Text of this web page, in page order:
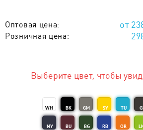
Оптовая цена:
Розничная цена:
Тираж от 11 шт. :
Выберите цвет, чтобы
WH BK GM SY TU
NY BU BG RB OR